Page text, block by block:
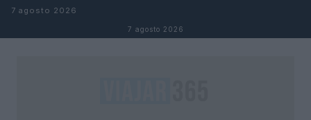
Saltar al contenido
7 agosto 2026
7 agosto 2026